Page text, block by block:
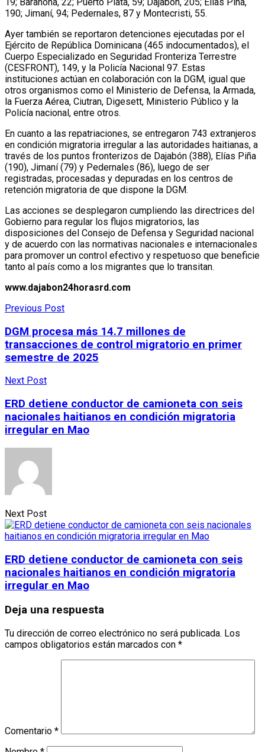
190; Jimaní, 94; Pedernales, 87 y Montecristi, 55.
Ayer también se reportaron detenciones ejecutadas por el
Ejército de República Dominicana (465 indocumentados), el
Cuerpo Especializado en Seguridad Fronteriza Terrestre
(CESFRONT), 149, y la Policía Nacional 97. Estas
instituciones actúan en colaboración con la DGM, igual que
otros organismos como el Ministerio de Defensa, la Armada,
la Fuerza Aérea, Ciutran, Digesett, Ministerio Público y la
Policía nacional, entre otros.
En cuanto a las repatriaciones, se entregaron 743 extranjeros
en condición migratoria irregular a las autoridades haitianas, a
través de los puntos fronterizos de Dajabón (388), Elías Piña
(190), Jimaní (79) y Pedernales (86), luego de ser
registradas, procesadas y depuradas en los centros de
retención migratoria de que dispone la DGM.
Las acciones se desplegaron cumpliendo las directrices del
Gobierno para regular los flujos migratorios, las
disposiciones del Consejo de Defensa y Seguridad nacional
y de acuerdo con las normativas nacionales e internacionales
para promover un control efectivo y respetuoso que beneficie
tanto al país como a los migrantes que lo transitan.
www.dajabon24horasrd.com
Previous Post
DGM procesa más 14.7 millones de
transacciones de control migratorio en primer
semestre de 2025
Next Post
ERD detiene conductor de camioneta con seis
nacionales haitianos en condición migratoria
irregular en Mao
Next Post
ERD detiene conductor de camioneta con seis
nacionales haitianos en condición migratoria
irregular en Mao
Deja una respuesta
Tu dirección de correo electrónico no será publicada. Los
campos obligatorios están marcados con *
Comentario *